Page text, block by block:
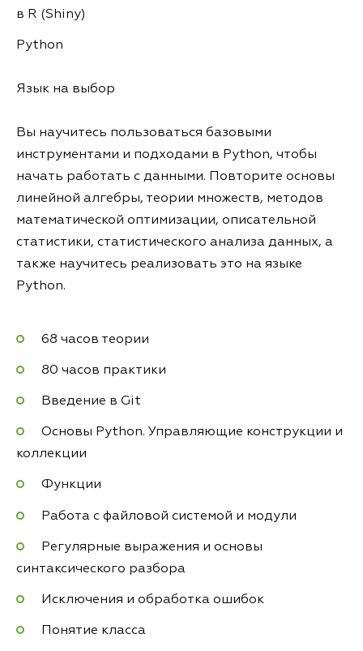
в R (Shiny)
Python
Язык на выбор
Вы научитесь пользоваться базовыми
инструментами и подходами в Python, чтобы
начать работать с данными. Повторите основы
линейной алгебры, теории множеств, методов
математической оптимизации, описательной
статистики, статистического анализа данных, а
также научитесь реализовать это на языке
Python.
68 часов теории
80 часов практики
Введение в Git
Основы Python. Управляющие конструкции и
коллекции
Функции
Работа с файловой системой и модули
Регулярные выражения и основы
синтаксического разбора
Исключения и обработка ошибок
Понятие класса